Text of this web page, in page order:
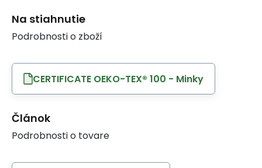
Na stiahnutie
Podrobnosti o zboží
CERTIFICATE OEKO-TEX® 100 - Minky
Článok
Podrobnosti o tovare